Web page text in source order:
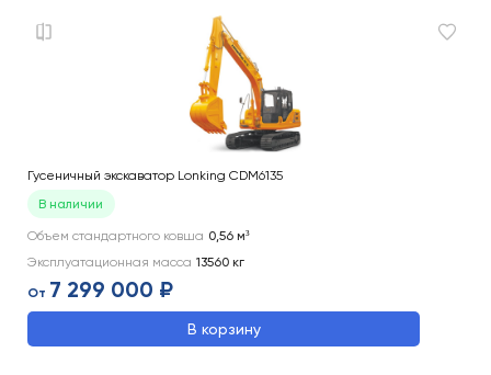
Гусеничный экскаватор Lonking CDM6135
В наличии
Объем стандартного ковша 0,56 м³
Эксплуатационная масса 13560 кг
От 7 299 000 ₽
В корзину